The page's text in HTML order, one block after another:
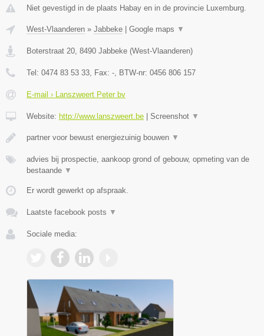
Niet gevestigd in de plaats Habay en in de provincie Luxemburg.
West-Vlaanderen » Jabbeke Google maps ▼
Boterstraat 20, 8490 Jabbeke (West-Vlaanderen)
Tel: 0474 83 53 33, Fax: -, BTW-nr: 0456 806 157
E-mail › Lanszweert Peter bv
Website: http://www.lanszweert.be Screenshot ▼
partner voor bewust energiezuinig bouwen ▼
advies bij prospectie, aankoop grond of gebouw, opmeting van de
bestaande ▼
Er wordt gewerkt op afspraak.
Laatste facebook posts ▼
Sociale media: